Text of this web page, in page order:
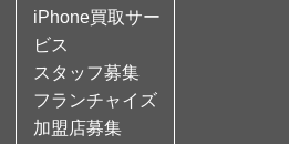
iPhone買取サー
ビス
スタッフ募集
フランチャイズ
加盟店募集